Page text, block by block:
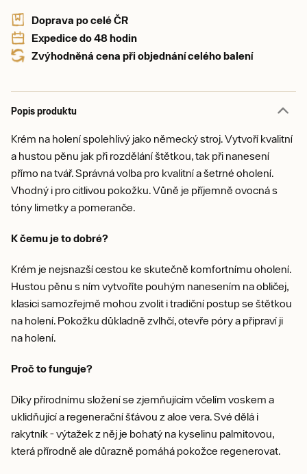
Doprava po celé ČR
Expedice do 48 hodin
Zvýhodněná cena při objednání celého balení
Popis produktu
Krém na holení spolehlivý jako německý stroj. Vytvoří kvalitní
a hustou pěnu jak při rozdělání štětkou, tak při nanesení
přímo na tvář. Správná volba pro kvalitní a šetrné oholení.
Vhodný i pro citlivou pokožku. Vůně je příjemně ovocná s
tóny limetky a pomeranče.
K čemu je to dobré?
Krém je nejsnazší cestou ke skutečně komfortnímu oholení.
Hustou pěnu s ním vytvoříte pouhým nanesením na obličej,
klasici samozřejmě mohou zvolit i tradiční postup se štětkou
na holení. Pokožku důkladně zvlhčí, otevře póry a připraví ji
na holení.
Proč to funguje?
Díky přírodnímu složení se zjemňujícím včelím voskem a
uklidňující a regenerační šťávou z aloe vera. Své dělá i
rakytník - výtažek z něj je bohatý na kyselinu palmitovou,
která přírodně ale důrazně pomáhá pokožce regenerovat.